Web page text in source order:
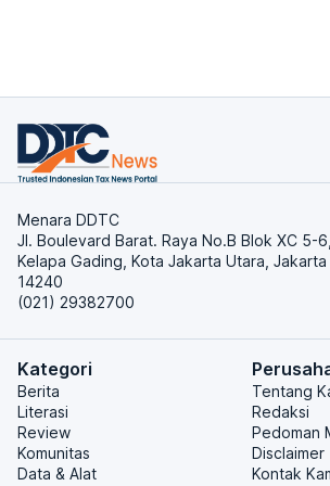
Menara DDTC
Jl. Boulevard Barat. Raya No.B Blok XC 5-6,
Kelapa Gading, Kota Jakarta Utara, Jakarta
14240
(021) 29382700
Kategori
Berita
Literasi
Review
Komunitas
Data & Alat
Tentang
Redaksi
Pedoman
Disclaimer
Kontak